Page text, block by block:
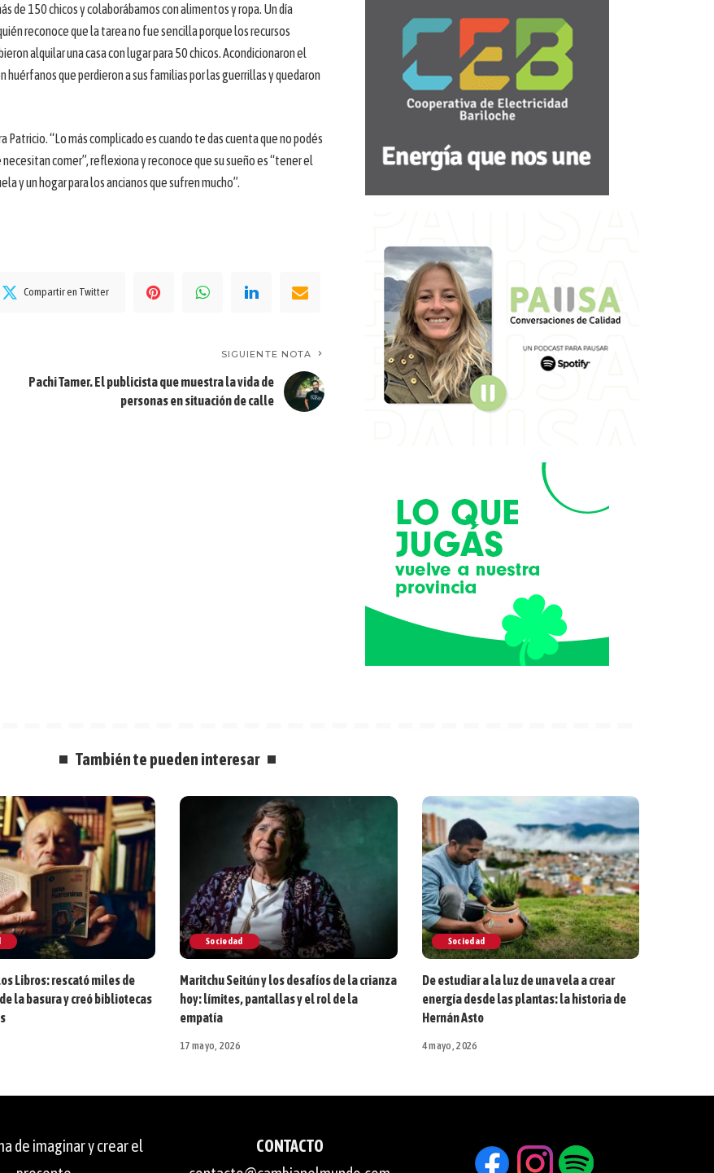
de 150 chicos y colaborábamos con alimentos y ropa. Un día
reconoce que la tarea no fue sencilla porque los recursos
alquilar una casa con lugar para 50 chicos. Acondicionaron el
huérfanos que perdieron a sus familias por las guerrillas y quedaron
Patricio. “Lo más complicado es cuando te das cuenta que no podés
comer”, reflexiona y reconoce que su sueño es “tener el
y un hogar para los ancianos que sufren mucho”.
Compartir en Twitter
SIGUIENTE NOTA
Pachi Tamer. El publicista que muestra la vida de
personas en situación de calle
También te pueden interesar
Libros: rescató miles de
la basura y creó bibliotecas
Sociedad
Maritchu Seitún y los desafíos de la crianza
hoy: límites, pantallas y el rol de la
empatía
17 mayo, 2026
Sociedad
De estudiar a la luz de una vela a crear
energía desde las plantas: la historia de
Hernán Asto
4 mayo, 2026
de imaginar y crear el
CONTACTO